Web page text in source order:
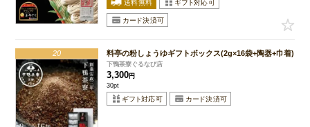
20 料亭の粉しょうゆギフトボックス(2g×16袋+陶器+巾着)
下鴨茶寮ぐるなび店
3,300 円
30pt